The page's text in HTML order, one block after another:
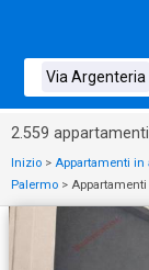
2.559
Inizio > Appartamenti in
Palermo >